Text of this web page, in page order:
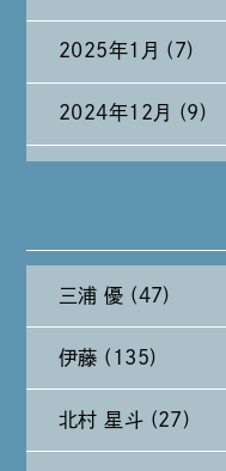
2025年1月 (7)
2024年12月 (9)
2024年9月 (11)
2024年8月 (11)
2024年7月 (11)
三浦 優 (47)
伊藤 (135)
北村 星斗 (27)